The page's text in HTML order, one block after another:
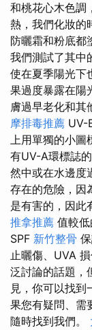
和桃花心木色調
熱，我們化妝的
防曬霜和粉底都
我們測試了其中
使在夏季陽光下
果過度暴露在陽
膚過早老化和其
摩排毒推薦 UV-
上用單獨的小圖
有UV-A環標誌
然中或在水邊度
存在的危險，因
是有害的，因此
推拿推薦 值較
SPF 新竹整骨
止曬傷、UVA
泛討論的話題，
見，你可以找到
果您有疑問、需
隨時找到我們。